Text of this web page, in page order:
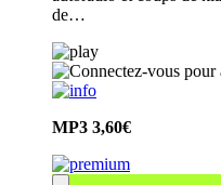
de…
MP3 3,60€